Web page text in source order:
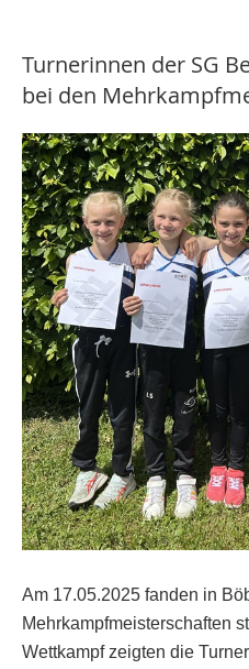
Turnerinnen der SG
bei den
Am 17.05.2025 fanden in
Mehrkampfmeisterschaften
Wettkampf zeigten die